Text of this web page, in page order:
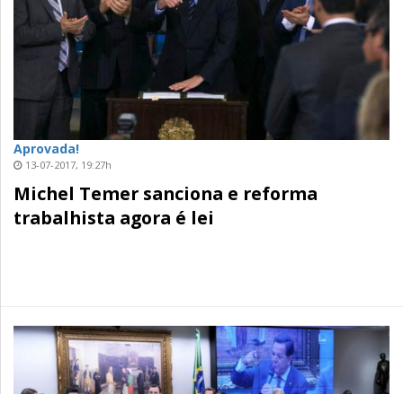
Aprovada!
13-07-2017, 19:27h
Michel Temer sanciona e reforma
trabalhista agora é lei